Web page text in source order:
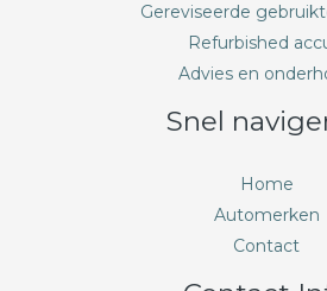
Gereviseerde
Refurbished
Advies en
Snel
Home
Automerken
Contact